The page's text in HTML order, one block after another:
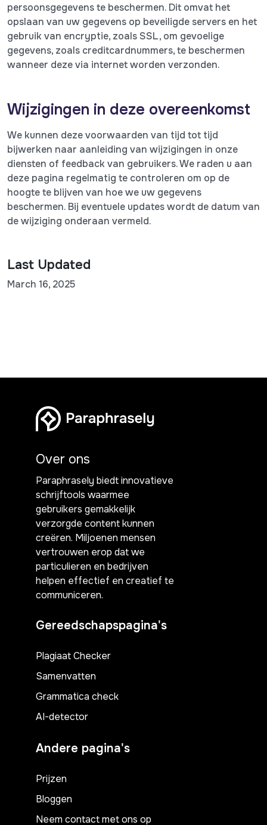
persoonsgegevens te beschermen. Dit omvat het
opslaan van uw gegevens op beveiligde servers en het
gebruik van encryptie, zoals SSL, om gevoelige
gegevens, zoals creditcardnummers, te beschermen
wanneer deze via internet worden verzonden.
Wijzigingen in deze overeenkomst
We kunnen deze voorwaarden van tijd tot tijd
bijwerken naar aanleiding van wijzigingen in onze
diensten of feedback van gebruikers. We raden u aan
deze pagina regelmatig te controleren om op de
hoogte te blijven van hoe we uw gegevens
beschermen. Bij eventuele updates wordt de datum van
de wijziging onderaan vermeld.
Last Updated
March 16, 2025
Over ons
Paraphrasely biedt innovatieve
schrijftools waarmee
gebruikers gemakkelijk
verzorgde content kunnen
creëren. Miljoenen mensen
vertrouwen erop dat we
particulieren en bedrijven
helpen effectief en creatief te
communiceren.
Gereedschapspagina's
Plagiaat Checker
Samenvatten
Grammatica check
AI-detector
Andere pagina's
Prijzen
Bloggen
Neem contact met ons op